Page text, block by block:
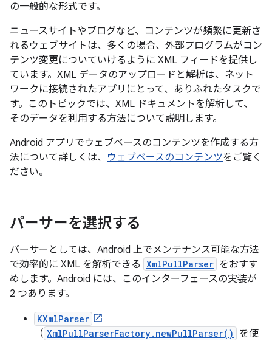
の一般的な形式です。
ニュースサイトやブログなど、コンテンツが頻繁に更新さ
れるウェブサイトは、多くの場合、外部プログラムがコン
テンツ変更についていけるように XML フィードを提供し
ています。XML データのアップロードと解析は、ネット
ワークに接続されたアプリにとって、ありふれたタスクで
す。このトピックでは、XML ドキュメントを解析して、
そのデータを利用する方法について説明します。
Android アプリでウェブベースのコンテンツを作成する方
法について詳しくは、 ウェブベースのコンテンツをご覧く
ださい。
パーサーを選択する
パーサーとしては、Android 上でメンテナンス可能な方法
で効率的に XML を解析できる XmlPullParser をおすす
めします。Android には、このインターフェースの実装が
2 つあります。
KXmlParser
（ XmlPullParserFactory.newPullParser()
を使